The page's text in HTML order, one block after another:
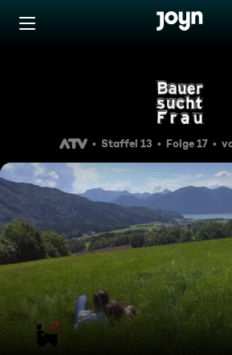
Zum Inhalt springen
Bauer
Staffel 13 Folge 17